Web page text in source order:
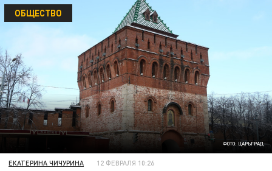
ФОТО: ЦАРЬГРАД
ОБЩЕСТВО
ЕКАТЕРИНА ЧИЧУРИНА 12 ФЕВРАЛЯ 10:26